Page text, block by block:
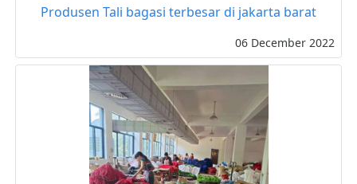
Produsen Tali bagasi terbesar di jakarta barat
06 December 2022